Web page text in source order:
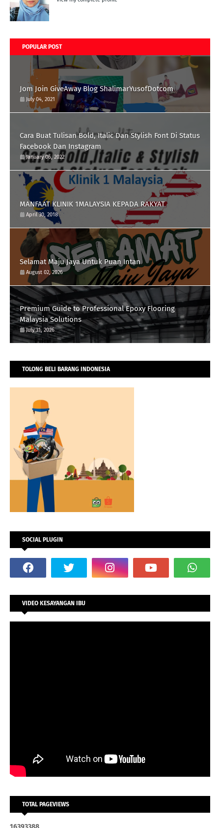
POPULAR POST
Jom Join GiveAway Blog ShalimarYusofDotcom
July 04, 2021
Cara Buat Tulisan Bold, Italic Dan Stylish Font Di Status
Facebook Dan Instagram
January 06, 2022
MANFAAT KLINIK 1MALAYSIA KEPADA RAKYAT
April 30, 2018
Selamat Maju Jaya Untuk Puan Intan
August 02, 2026
Premium Guide to Professional Epoxy Flooring
Malaysia Solutions
July 31, 2026
TOLONG BELI BARANG INDONESIA
SOCIAL PLUGIN
VIDEO KESAYANGAN IBU
TOTAL PAGEVIEWS